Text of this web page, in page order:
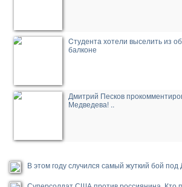
Cтудента хотели выселить из
балконе
Дмитрий Песков
Медведева! ..
В этом году случился самый жуткий бой под